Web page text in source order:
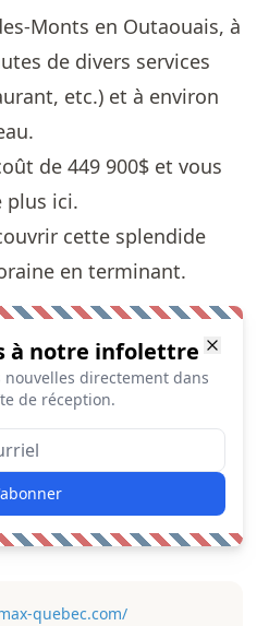
Monts en Outaouais, à
de divers services
etc.) et à environ
de 449 900$ et vous
plus ici.
cette splendide
en terminant.
à notre infolettre
nouvelles directement dans
de réception.
quebec.com/